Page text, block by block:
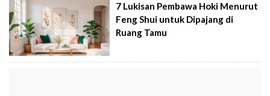
7 Lukisan Pembawa Hoki Menurut
Feng Shui untuk Dipajang di
Ruang Tamu